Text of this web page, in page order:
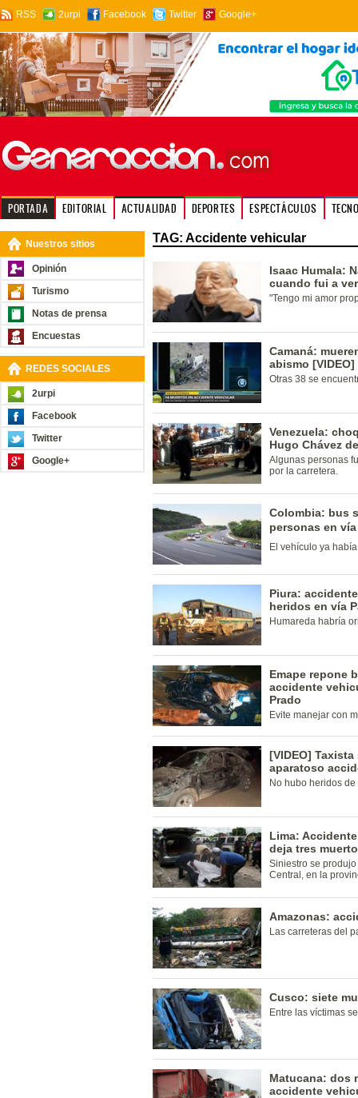
RSS 2urpi Facebook Twitter Google+
PORTADA EDITORIAL ACTUALIDAD DEPORTES ESPECTÁCULOS
Nuestros sitios
Opinión
Turismo
Notas de prensa
Encuestas
REDES SOCIALES
2urpi
Facebook
Twitter
Google+
TAG: Accidente vehicular
Isaac Humala:
cuando fui a
"Tengo mi amor
Camaná:
abismo [VIDEO]
Otras 38 se
Venezuela:
Hugo Chávez
Algunas personas
por la carretera.
Colombia: bus
personas en vía
El vehículo ya
Piura:
heridos en vía
Humareda habría
Emape repone
accidente
Prado
Evite manejar con
[VIDEO]
aparatoso
No hubo heridos
Lima:
deja tres
Siniestro se
Central, en la
Amazonas:
Las carreteras del
Cusco: siete
Entre las víctimas
Matucana: dos
accidente